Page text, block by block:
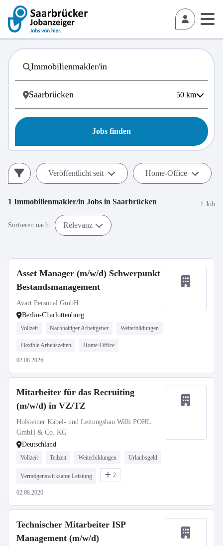
50 km
Jobs finden
Veröffentlicht seit Home-Office
1 Immobilienmakler/in Jobs in Saarbrücken 1 Job
Sortieren nach: Relevanz
Asset Manager (m/w/d) Schwerpunkt
Bestandsmanagement
Avart Personal GmbH
Berlin-Charlottenburg
Vollzeit Nachhaltiger Arbeitgeber Weiterbildungen
Flexible Arbeitszeiten Home-Office
02.08.2026
Mitarbeiter für das Recruiting
(m/w/d) in VZ/TZ
Holsteiner Kabel- und Leitungsbau Willi POHL
GmbH & Co. KG
Deutschland
Vollzeit Teilzeit Weiterbildungen Urlaubsgeld
Vermögenswirksame Leistung 2
02.08.2026
Technischer Mitarbeiter ISP
Management (m/w/d)